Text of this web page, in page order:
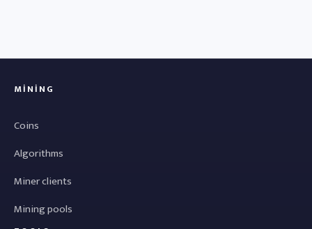
MINING
Coins
Algorithms
Miner clients
Mining pools